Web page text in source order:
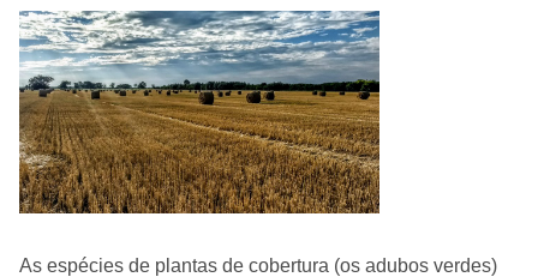
As espécies de plantas de cobertura (os adubos verdes)